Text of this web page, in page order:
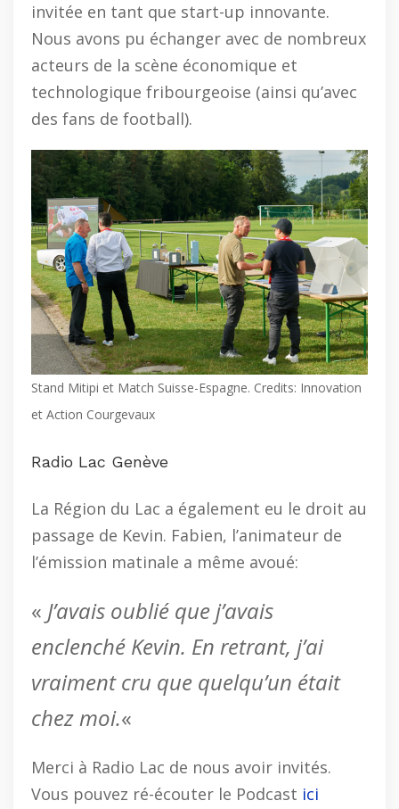
invitée en tant que start-up innovante.
Nous avons pu échanger avec de nombreux
acteurs de la scène économique et
technologique fribourgeoise (ainsi qu’avec
des fans de football).
Stand Mitipi et Match Suisse-Espagne. Credits: Innovation
et Action Courgevaux
Radio Lac Genève
La Région du Lac a également eu le droit au
passage de Kevin. Fabien, l’animateur de
l’émission matinale a même avoué:
« J’avais oublié que j’avais
enclenché Kevin. En retrant, j’ai
vraiment cru que quelqu’un était
chez moi.«
Merci à Radio Lac de nous avoir invités.
Vous pouvez ré-écouter le Podcast ici